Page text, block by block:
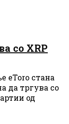
со XRP
eToro стана
да тргува со
од